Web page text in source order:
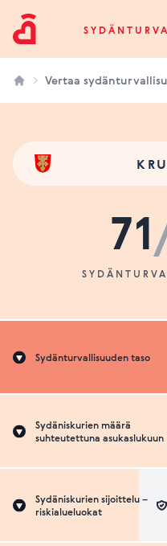
Sydänturvallinen Suomi
Vertaa
71
Sydänturvallisuuden taso
Sydäniskurien määrä
suhteutettuna asukaslukuun
Sydäniskurien sijoittelu –
riskialueluokat